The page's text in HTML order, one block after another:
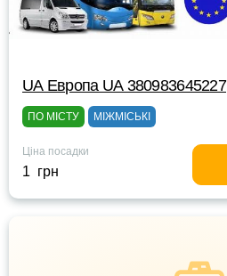
UА Европа UА 380983645227
ПО МІСТУ МІЖМІСЬКІ
Ціна посадки
1 грн